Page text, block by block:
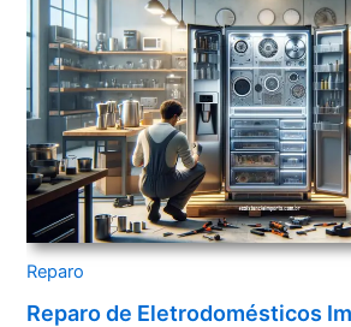
Reparo
Reparo de Eletrodomésticos